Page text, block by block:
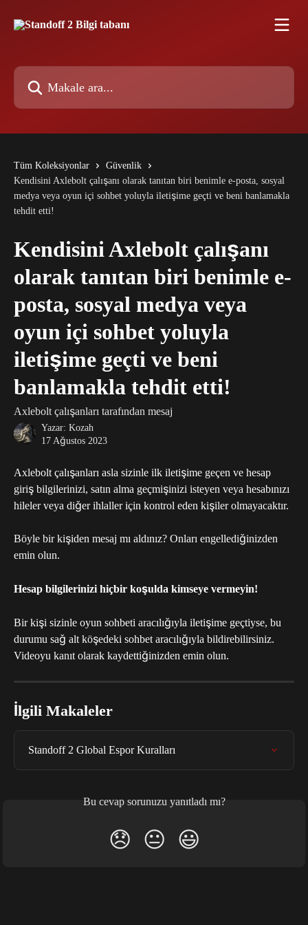
Makale ara...
Tüm Koleksiyonlar
Güvenlik
Kendisini Axlebolt çalışanı olarak tanıtan biri benimle e-posta, sosyal
medya veya oyun içi sohbet yoluyla iletişime geçti ve beni banlamakla
tehdit etti!
Kendisini Axlebolt çalışanı
olarak tanıtan biri benimle e-
posta, sosyal medya veya
oyun içi sohbet yoluyla
iletişime geçti ve beni
banlamakla tehdit etti!
Axlebolt çalışanları tarafından mesaj
Yazar: Kozah
17 Ağustos 2023
Axlebolt çalışanları asla sizinle ilk iletişime geçen ve hesap
giriş bilgilerinizi, satın alma geçmişinizi isteyen veya hesabınızı
hileler veya diğer ihlaller için kontrol eden kişiler olmayacaktır.
Böyle bir kişiden mesaj mı aldınız? Onları engellediğinizden
emin olun.
Hesap bilgilerinizi hiçbir koşulda kimseye vermeyin!
Bir kişi sizinle oyun sohbeti aracılığıyla iletişime geçtiyse, bu
durumu sağ alt köşedeki sohbet aracılığıyla bildirebilirsiniz.
Videoyu kanıt olarak kaydettiğinizden emin olun.
İlgili Makaleler
Standoff 2 Global Espor Kuralları
Bu cevap sorunuzu yanıtladı mı?
😞 😐 😃